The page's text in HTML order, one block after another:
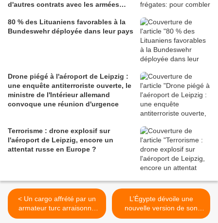
d'autres contrats avec les armées
80 % des Lituaniens favorables à la
Bundeswehr déployée dans leur pays
Drone piégé à l'aéroport de Leipzig :
une enquête antiterroriste ouverte, le
ministre de l'Intérieur allemand
convoque une réunion d'urgence
Terrorisme : drone explosif sur
l'aéroport de Leipzig, encore un
attentat russe en Europe ?
< Un cargo affrété par un
armateur turc arraisonné
par l'Armée nationale
L’Égypte dévoile une
nouvelle version de son
véhicule blindé 4x4, le